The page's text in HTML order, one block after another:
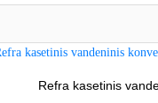
Refra kasetinis